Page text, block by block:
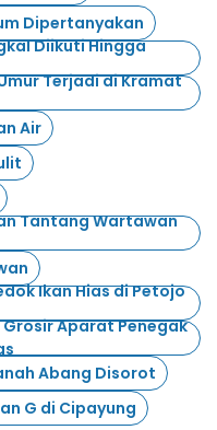
Dipertanyakan
Diikuti Hingga
Terjadi di Kramat
Air
Tantang Wartawan
Ikan Hias di Petojo
Aparat Penegak
Abang Disorot
G di Cipayung